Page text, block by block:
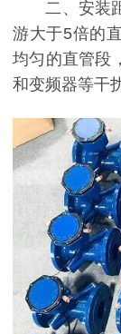
二、安装
游大于5倍的
均匀的直管段
和变频器等干